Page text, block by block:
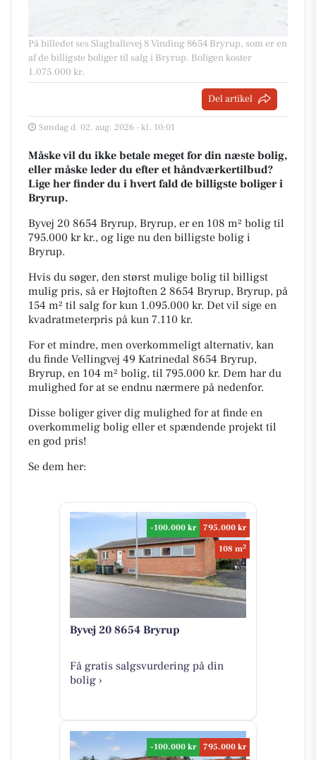
På billedet ses Slagballevej 8 Vinding 8654 Bryrup, som er en
af de billigste boliger til salg i Bryrup. Boligen koster
1.075.000 kr.
Del artikel
Søndag d. 02. aug. 2026 - kl. 10:01
Måske vil du ikke betale meget for din næste bolig,
eller måske leder du efter et håndværkertilbud?
Lige her finder du i hvert fald de billigste boliger i
Bryrup.
Byvej 20 8654 Bryrup, Bryrup, er en 108 m² bolig til
795.000 kr kr., og lige nu den billigste bolig i
Bryrup.
Hvis du søger, den størst mulige bolig til billigst
mulig pris, så er Højtoften 2 8654 Bryrup, Bryrup, på
154 m² til salg for kun 1.095.000 kr. Det vil sige en
kvadratmeterpris på kun 7.110 kr.
For et mindre, men overkommeligt alternativ, kan
du finde Vellingvej 49 Katrinedal 8654 Bryrup,
Bryrup, en 104 m² bolig, til 795.000 kr. Dem har du
mulighed for at se endnu nærmere på nedenfor.
Disse boliger giver dig mulighed for at finde en
overkommelig bolig eller et spændende projekt til
en god pris!
Se dem her:
-100.000 kr
795.000 kr
108 m2
Byvej 20 8654 Bryrup
Få gratis salgsvurdering på din
bolig ›
-100.000 kr
795.000 kr